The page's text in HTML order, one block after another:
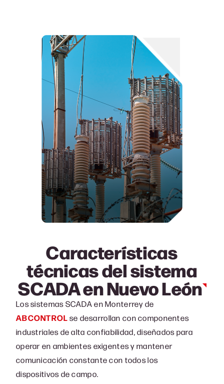
Características
técnicas del sistema
SCADA en Nuevo León
Los sistemas SCADA en Monterrey de
ABCONTROLse desarrollan con componentes
industriales de alta confiabilidad, diseñados para
operar en ambientes exigentes y mantener
comunicación constante con todos los
dispositivos de campo.